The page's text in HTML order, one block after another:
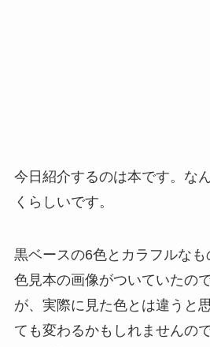
今日紹介するのは本です。な
くらしいです。
黒ベースの6色とカラフルなも
色見本の画像がついていたの
が、実際に見た色とは違うと
ても変わるかもしれませんの